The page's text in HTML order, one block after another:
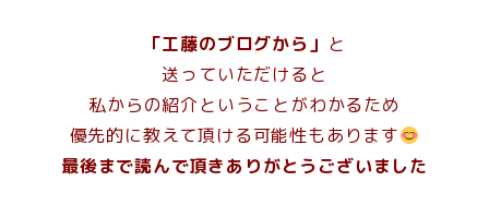
「工藤のブログから」 と
送っていただけると
私からの紹介ということがわかるため
優先的に教えて頂ける可能性もあります
最後まで読んで頂きありがとうございました